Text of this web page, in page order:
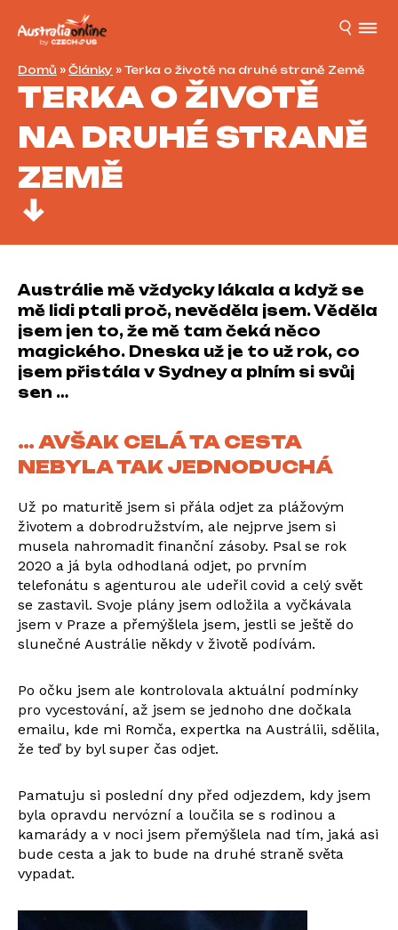
Domů » Články » Terka o životě na druhé straně Země
TERKA O ŽIVOTĚ
NA DRUHÉ STRANĚ
ZEMĚ
Austrálie mě vždycky lákala a když se
mě lidi ptali proč, nevěděla jsem. Věděla
jsem jen to, že mě tam čeká něco
magického. Dneska už je to už rok, co
jsem přistála v Sydney a plním si svůj
sen …
… AVŠAK CELÁ TA CESTA
NEBYLA TAK JEDNODUCHÁ
Už po maturitě jsem si přála odjet za plážovým
životem a dobrodružstvím, ale nejprve jsem si
musela nahromadit finanční zásoby. Psal se rok
2020 a já byla odhodlaná odjet, po prvním
telefonátu s agenturou ale udeřil covid a celý svět
se zastavil. Svoje plány jsem odložila a vyčkávala
jsem v Praze a přemýšlela jsem, jestli se ještě do
slunečné Austrálie někdy v životě podívám.
Po očku jsem ale kontrolovala aktuální podmínky
pro vycestování, až jsem se jednoho dne dočkala
emailu, kde mi Romča, expertka na Austrálii, sdělila,
že teď by byl super čas odjet.
Pamatuju si poslední dny před odjezdem, kdy jsem
byla opravdu nervózní a loučila se s rodinou a
kamarády a v noci jsem přemýšlela nad tím, jaká asi
bude cesta a jak to bude na druhé straně světa
vypadat.